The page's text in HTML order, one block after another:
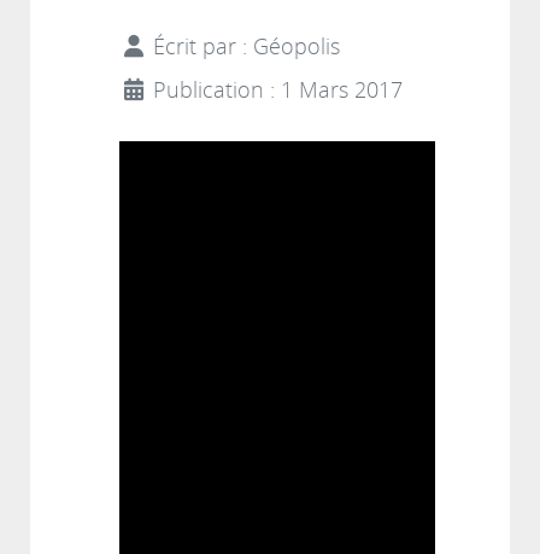
Écrit par : Géopolis
Publication : 1 Mars 2017